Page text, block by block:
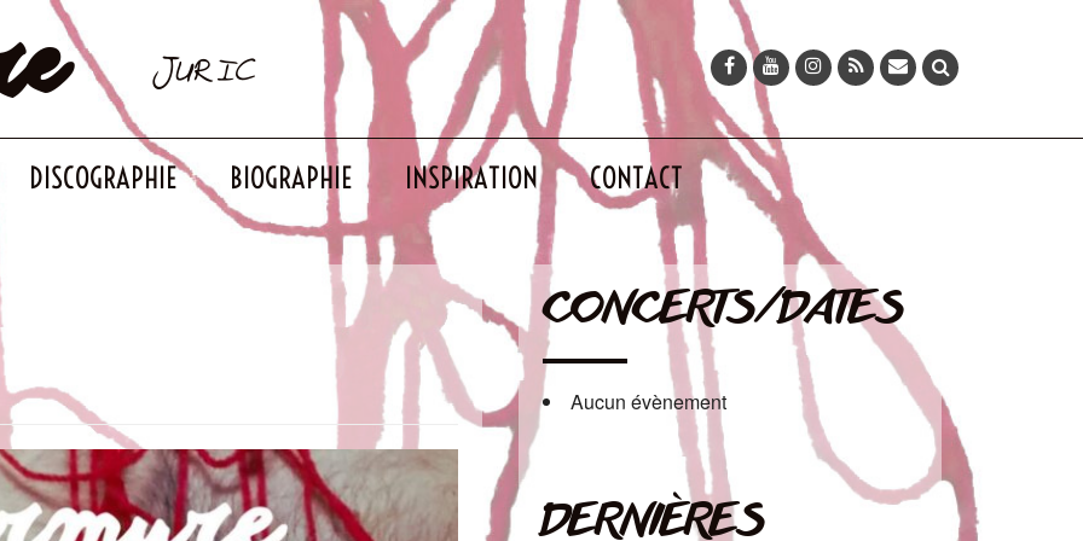
JURIC
DISCOGRAPHIE BIOGRAPHIE INSPIRATION CONTACT
CONCERTS/DATES
Aucun évènement
DERNIÈRES